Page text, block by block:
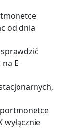
od dnia
E-
portmonetce
wyłącznie